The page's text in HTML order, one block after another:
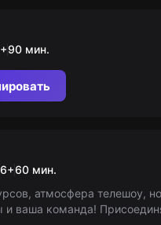
+90 мин.
6+60 мин.
атмосфера телешоу,
и ваша команда!